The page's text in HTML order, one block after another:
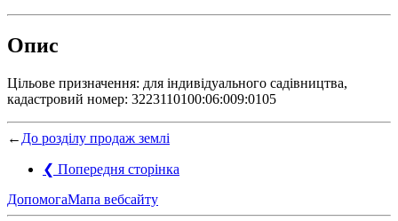
Опис
Цільове призначення: для індивідуального садівництва,
кадастровий номер: 3223110100:06:009:0105
← До розділу продаж землі
❮ Попередня сторінка
ДопомогаМапа вебсайту